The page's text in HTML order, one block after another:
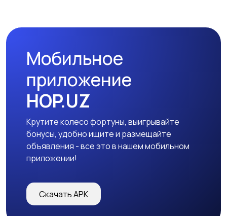
Мобильное
приложение
HOP.UZ
Крутите колесо фортуны, выигрывайте
бонусы, удобно ищите и размещайте
объявления - все это в нашем мобильном
приложении!
Скачать APK